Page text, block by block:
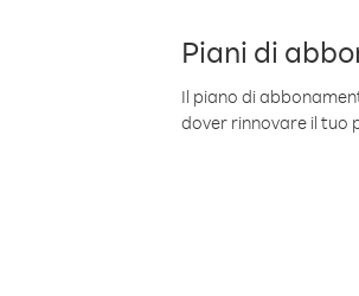
Piani di
Il piano di
dover rinnovare il tuo